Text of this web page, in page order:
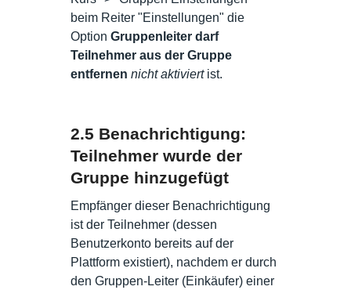
beim Reiter "Einstellungen" die
Option Gruppenleiter darf
Teilnehmer aus der Gruppe
entfernen nicht aktiviertist.
2.5 Benachrichtigung:
Teilnehmer wurde der
Gruppe hinzugefügt
Empfänger dieser Benachrichtigung
ist der Teilnehmer (dessen
Benutzerkonto bereits auf der
Plattform existiert), nachdem er durch
den Gruppen-Leiter (Einkäufer) einer